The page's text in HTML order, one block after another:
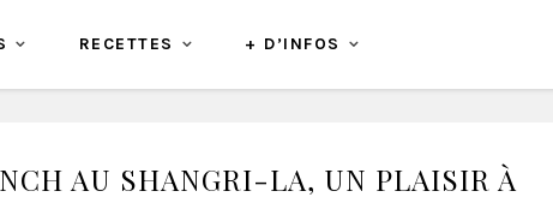
RECETTES + D’INFOS
AU SHANGRI-LA, UN PLAISIR À